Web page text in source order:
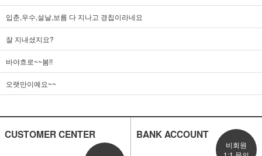
입춘,우수,설날,보름 다 지나고 경칩이라네요
잘 지내셨지요?
바야흐로~~봄!!
오랫만이예요~~
CUSTOMER CENTER BANK ACCOUNT
비회원